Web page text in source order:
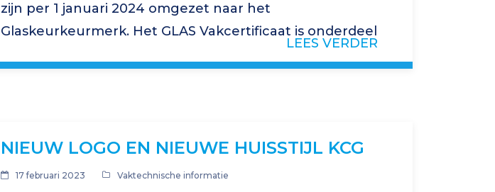
zijn per 1 januari 2024 omgezet naar het
Glaskeurkeurmerk. Het GLAS Vakcertificaat is onderdeel
LEES VERDER
NIEUW LOGO EN NIEUWE HUISSTIJL KCG
17 februari 2023 Vaktechnische informatie